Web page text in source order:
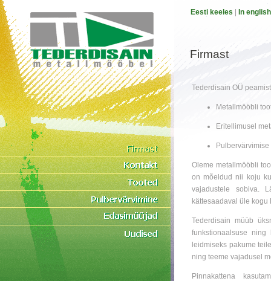
Eesti keeles In english
Firmast
Tederdisain OÜ
Metallmööbli
Eritellimusel
Oleme metallmööbli
on mõeldud nii koju
vajadustele sobiva.
kättesaadaval üle kogu
Tederdisain müüb
funkstionaalsuse ning
leidmiseks pakume
ning teeme vajadusel
Pinnakattena